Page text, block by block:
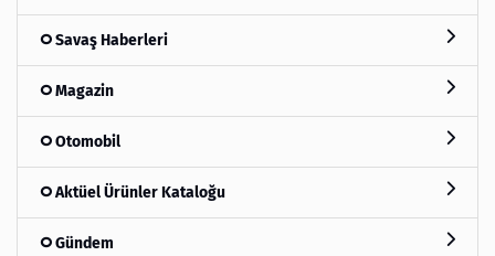
Savaş Haberleri
Magazin
Otomobil
Aktüel Ürünler Kataloğu
Gündem